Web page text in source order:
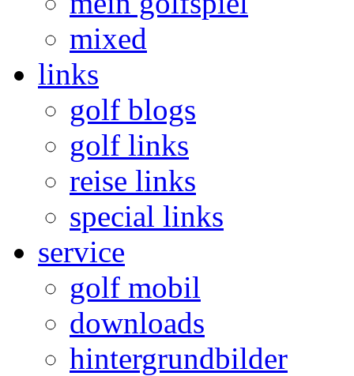
mixed
links
golf blogs
golf links
reise links
special links
service
golf mobil
downloads
hintergrundbilder